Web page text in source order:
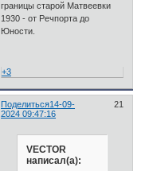
границы старой Матвеевки
1930 - от Речпорта до
Юности.
+3
Поделиться 21
14-09-
2024 09:47:16
VECTOR
написал(а):